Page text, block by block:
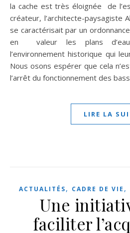
la cache est très éloignée de
créateur, l’architecte-paysagiste
se caractérisait par un
en valeur les plans
l’environnement historique qui
Nous osons espérer que cela
l’arrêt du fonctionnement des
LIRE LA
ACTUALITÉS, CADRE DE VIE ,
Une
faciliter